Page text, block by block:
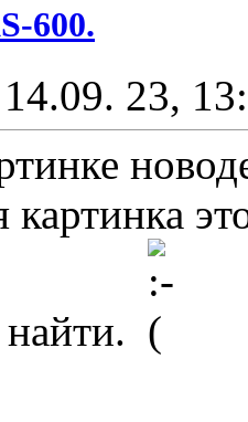
600.
14.09. 23,
картинка